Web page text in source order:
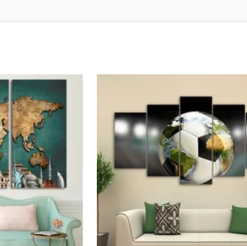
28.99€
à
213.99€